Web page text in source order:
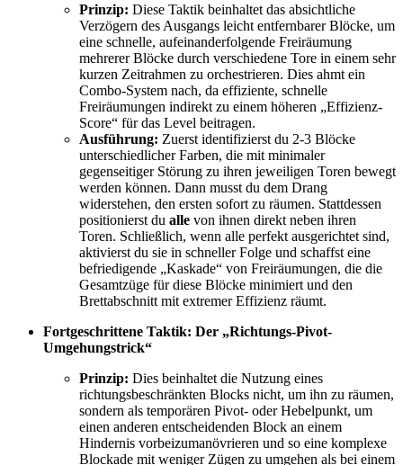
Prinzip: Diese Taktik beinhaltet das absichtliche
Verzögern des Ausgangs leicht entfernbarer Blöcke, um
eine schnelle, aufeinanderfolgende Freiräumung
mehrerer Blöcke durch verschiedene Tore in einem sehr
kurzen Zeitrahmen zu orchestrieren. Dies ahmt ein
Combo-System nach, da effiziente, schnelle
Freiräumungen indirekt zu einem höheren „Effizienz-
Score“ für das Level beitragen.
Ausführung: Zuerst identifizierst du 2-3 Blöcke
unterschiedlicher Farben, die mit minimaler
gegenseitiger Störung zu ihren jeweiligen Toren bewegt
werden können. Dann musst du dem Drang
widerstehen, den ersten sofort zu räumen. Stattdessen
positionierst du alle von ihnen direkt neben ihren
Toren. Schließlich, wenn alle perfekt ausgerichtet sind,
aktivierst du sie in schneller Folge und schaffst eine
befriedigende „Kaskade“ von Freiräumungen, die die
Gesamtzüge für diese Blöcke minimiert und den
Brettabschnitt mit extremer Effizienz räumt.
Fortgeschrittene Taktik: Der „Richtungs-Pivot-
Umgehungstrick“
Prinzip: Dies beinhaltet die Nutzung eines
richtungsbeschränkten Blocks nicht, um ihn zu räumen,
sondern als temporären Pivot- oder Hebelpunkt, um
einen anderen entscheidenden Block an einem
Hindernis vorbeizumanövrieren und so eine komplexe
Blockade mit weniger Zügen zu umgehen als bei einem